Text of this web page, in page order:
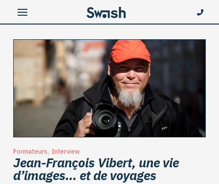
Formateurs, Interview
Jean-François Vibert, une vie
d’images… et de voyages